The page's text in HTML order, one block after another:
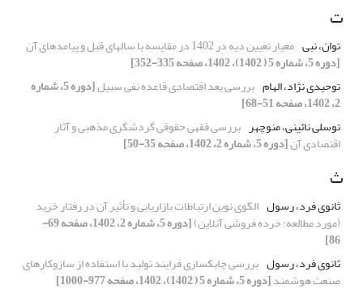
ت
توان، نبی معیار تعیین دیه در 1402 در مقایسه با سالهای قبل و پیامدهای آن
[دوره 5، شماره 5 ( 1402)، 1402، صفحه 335-352]
توحیدی نژاد، الهام بررسی بعد اقتصادی قاعده نفی سبیل [دوره 5، شماره
2، 1402، صفحه 51-68]
توسلی نائینی، منوچهر بررسی فقهی حقوقی گردشگری مذهبی و آثار
اقتصادی آن[دوره 5، شماره 2، 1402، صفحه 35-50]
ث
ثانوی فرد، رسول الگوی نوین ارتباطات بازاریابی و تأثیر آن در رفتار خرید
(مورد مطالعه: خرده فروشی آنلاین) [دوره 5، شماره 2، 1402، صفحه 69-
86]
ثانوی فرد، رسول بررسی چابکسازی فرایند تولید با استفاده از سازوکارهای
صنعت هوشمند[دوره 5، شماره 5 ( 1402)، 1402، صفحه 977-1000]